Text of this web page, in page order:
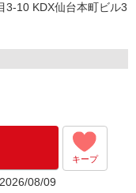
3-10 KDX仙台本町ビル3
キープ
08/09